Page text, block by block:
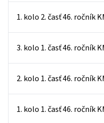
1. kolo 2. časť 46. ročník
3. kolo 1. časť 46. ročník
2. kolo 1. časť 46. ročník
1. kolo 1. časť 46. ročník